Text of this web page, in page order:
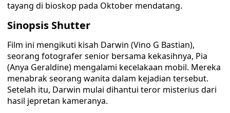
tayang di bioskop pada Oktober mendatang.
Sinopsis Shutter
Film ini mengikuti kisah Darwin (Vino G Bastian),
seorang fotografer senior bersama kekasihnya, Pia
(Anya Geraldine) mengalami kecelakaan mobil. Mereka
menabrak seorang wanita dalam kejadian tersebut.
Setelah itu, Darwin mulai dihantui teror misterius dari
hasil jepretan kameranya.